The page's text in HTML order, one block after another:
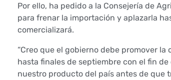
a
i
Por ello, ha pedido a la Consejería de
para frenar la importación y aplazarla
comercializará.
“Creo que el gobierno debe promover
hasta finales de septiembre con el fin
nuestro producto del país antes de que